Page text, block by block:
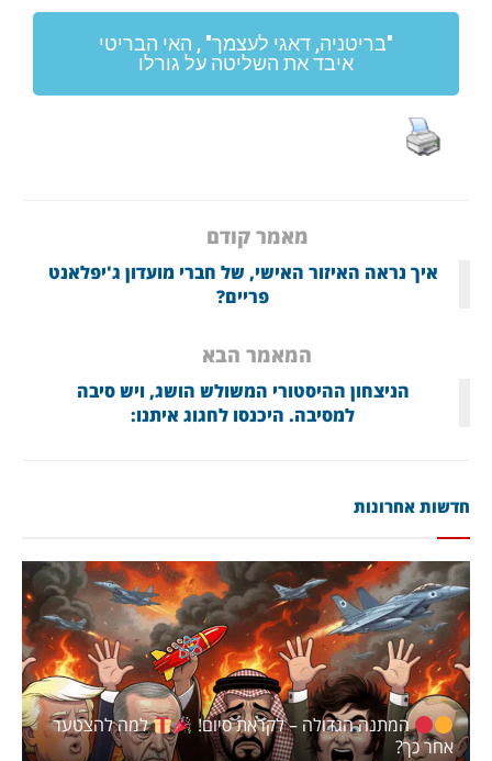
"בריטניה, דאגי לעצמך" , האי הבריטי
איבד את השליטה על גורלו
מאמר קודם
איך נראה האיזור האישי, של חברי מועדון ג'יפלאנט
פריים?
המאמר הבא
הניצחון ההיסטורי המשולש הושג, ויש סיבה
למסיבה. היכנסו לחגוג איתנו:
חדשות אחרונות
המתנה הגדולה – לקראת סיום!
למה להצטער
אחר כך?